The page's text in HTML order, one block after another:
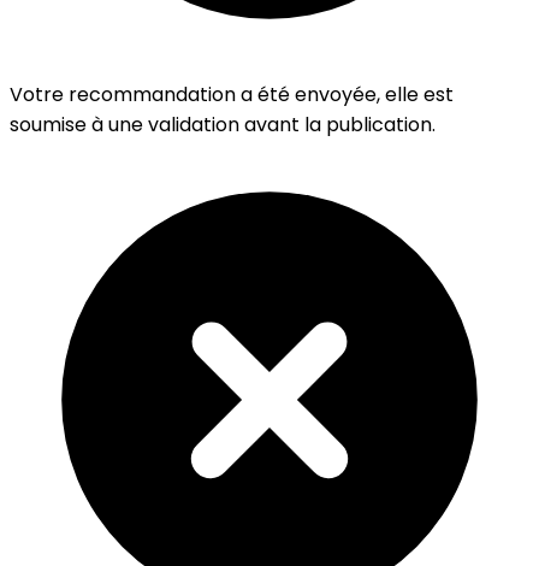
Votre recommandation a été envoyée, elle est
soumise à une validation avant la publication.